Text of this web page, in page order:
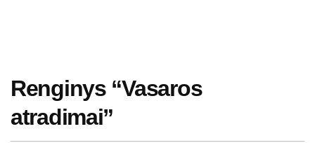
Renginys “Vasaros
atradimai”